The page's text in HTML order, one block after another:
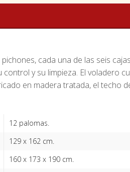
cada una de las seis
y su limpieza. El voladero
en madera tratada, el techo
12 palomas.
129 x 162 cm.
160 x 173 x 190 cm.